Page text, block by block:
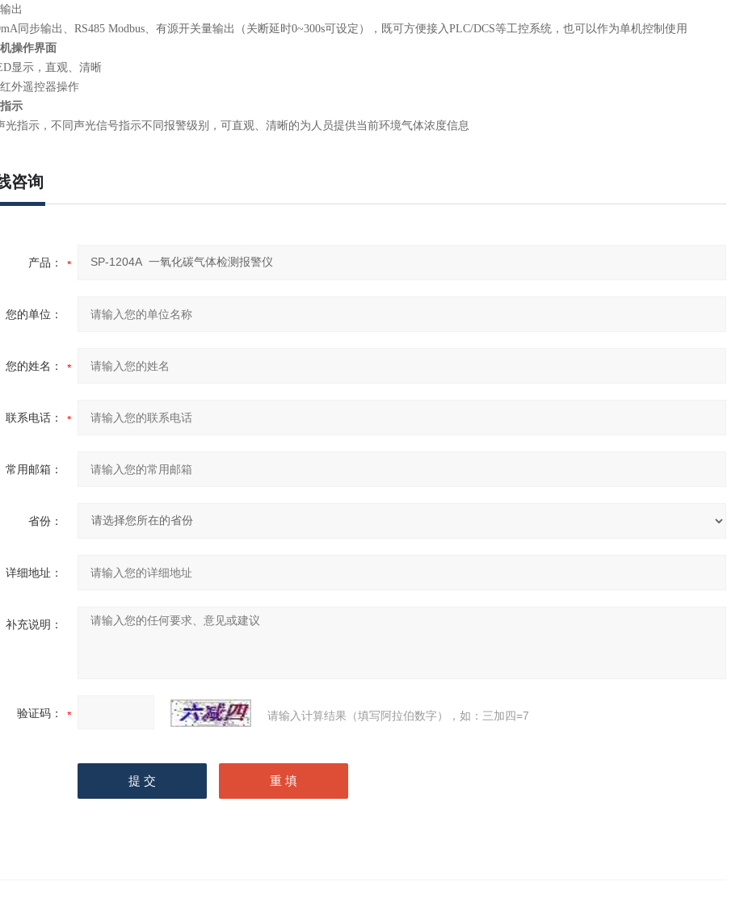
出
同步输出、RS485 Modbus、有源开关量输出（关断延时0~300s可设定），既可方便接入PLC/DCS等工控系统，也可以作为单机控制使用
操作界面
显示，直观、清晰
外遥控器操作
示
光指示，不同声光信号指示不同报警级别，可直观、清晰的为人员提供当前环境气体浓度信息
咨询
产品：
您的单位：
您的姓名：
联系电话：
常用邮箱：
省份：
详细地址：
补充说明：
验证码： 请输入计算结果（填写阿拉伯数字），如：三加四=7